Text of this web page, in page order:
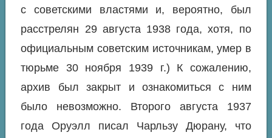
с советскими властями и, вероятно, был
расстрелян 29 августа 1938 года, хотя, по
официальным советским источникам, умер в
тюрьме 30 ноября 1939 г.) К сожалению,
архив был закрыт и ознакомиться с ним
было невозможно. Второго августа 1937
года Оруэлл писал Чарльзу Дюрану, что